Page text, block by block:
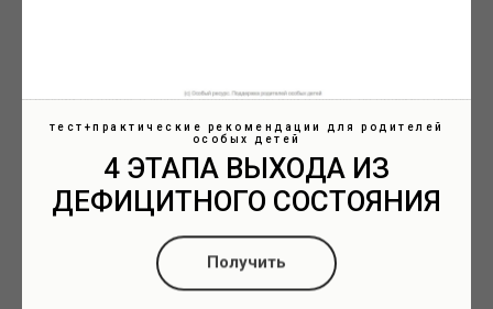
тест+практические рекомендации для родителей
особых детей
4 ЭТАПА ВЫХОДА ИЗ
ДЕФИЦИТНОГО СОСТОЯНИЯ
Получить
агрессии на улице, в кафе, в детском саду или в школе, на приеме у врача